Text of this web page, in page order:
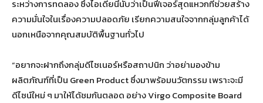
ระหว่างการทดลอง ซึ่งไอเดียนี้นับว่าเป็นฟีเจอร์สุดแหวกที่ช่วยสร้าง
ความมั่นใจในเรื่องความปลอดภัย เรียกความสนใจจากกลุ่มลูกค้าได้
นอกเหนือจากคุณสมบัติพื้นฐานทั่วไป
“อยากจะฝากถึงกลุ่มดีไซเนอร์หรือสถาปนิก ว่าอย่ามองข้าม
ผลิตภัณฑ์ที่เป็น Green Product ซึ่งมาพร้อมนวัตกรรม เพราะจะมี
ดีไซน์ใหม่ ๆ มาให้ได้ชมกันตลอด อย่าง Virgo Composite Board